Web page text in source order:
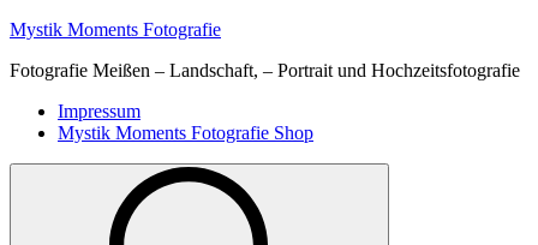
Skip
content
Mystik Moments Fotografie
Fotografie Meißen – Landschaft, – Portrait und Hochzeitsfotografie
Primary
Menu
Impressum
Mystik Moments Fotografie Shop